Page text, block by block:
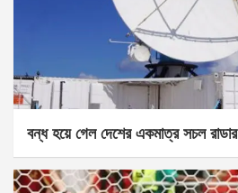
বন্ধ হয়ে গেল দেশের একমাত্র সচল রাডার